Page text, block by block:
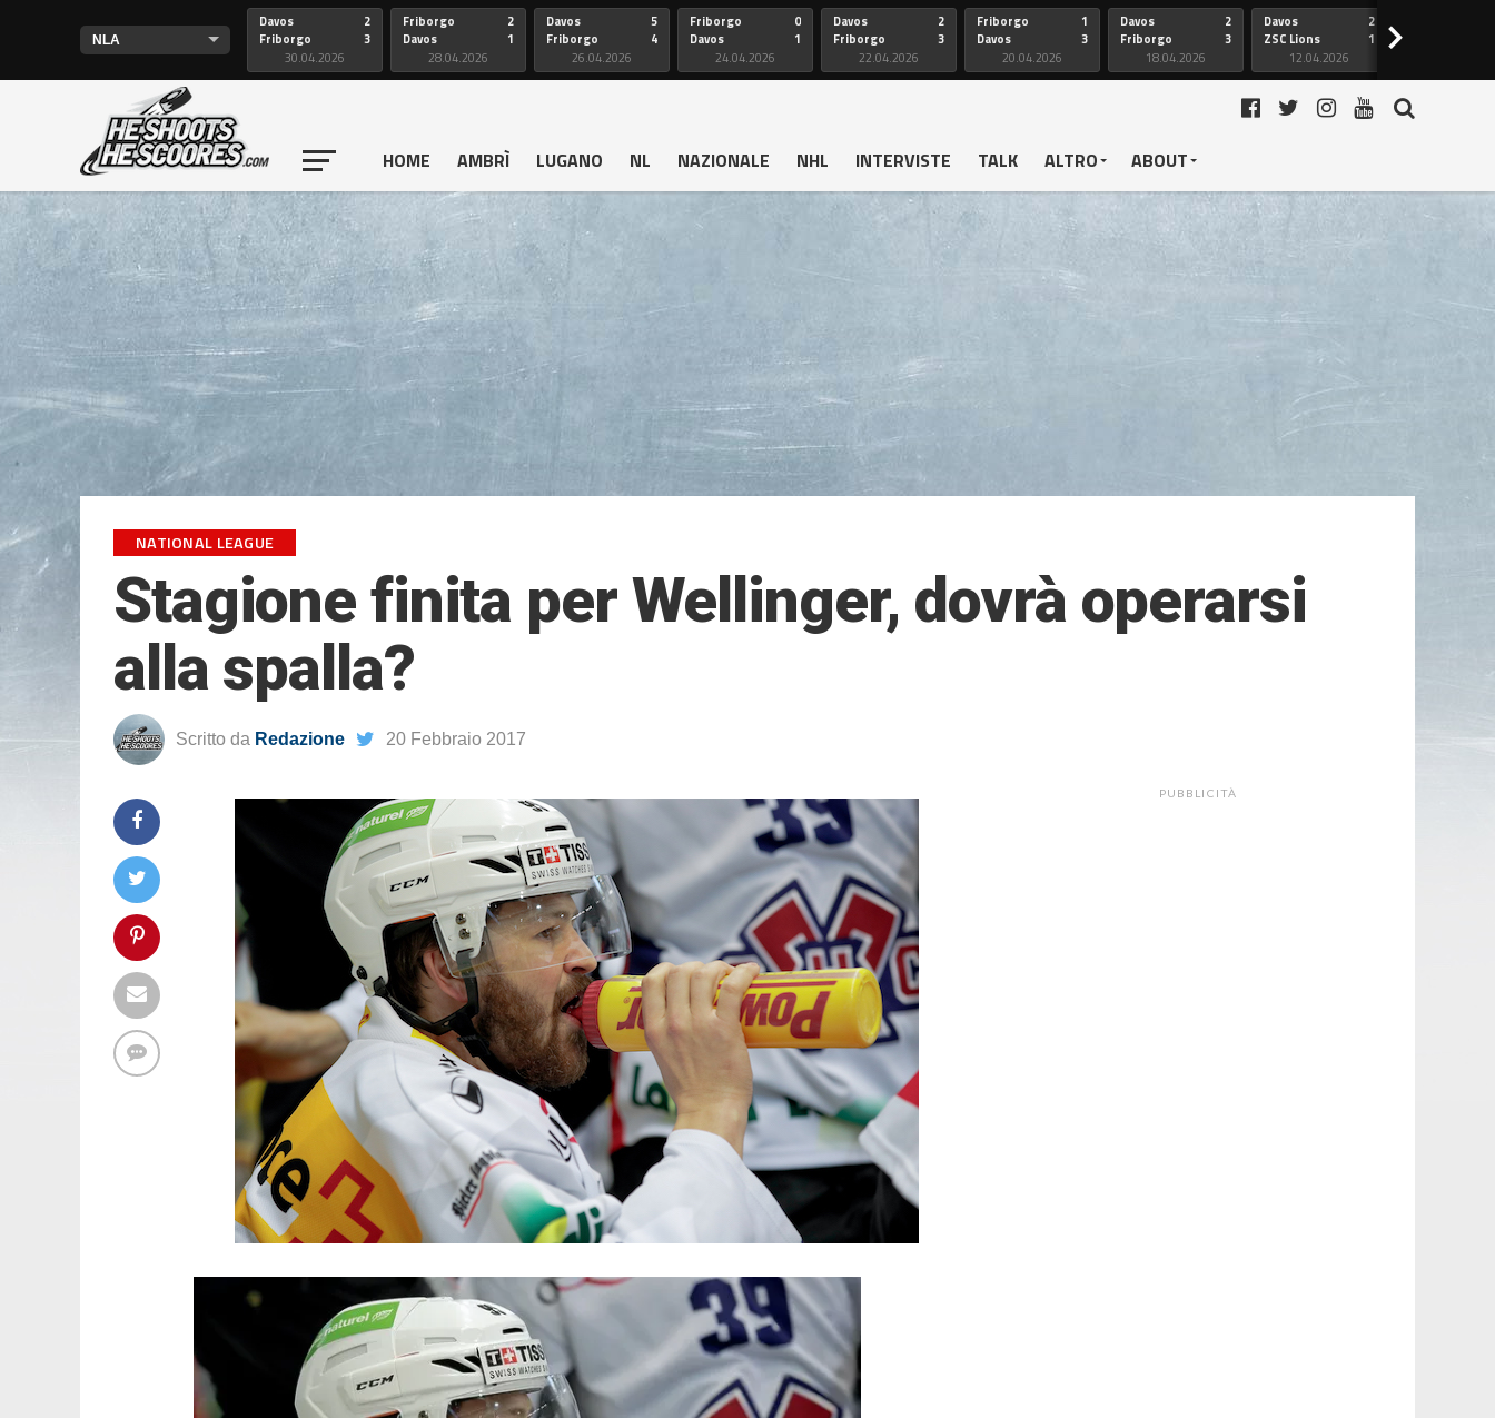
Davos
Friborgo
2
3
30.04.2026
Friborgo
Davos
2
1
28.04.2026
Davos
Friborgo
5
4
26.04.2026
Friborgo
Davos
0
1
24.04.2026
Davos
Friborgo
2
3
22.04.2026
Friborgo
Davos
1
3
20.04.2026
Davos
Friborgo
2
3
18.04.2026
Davos
ZSC Lions
2
1
12.04.2026
>
HOME AMBRÌ LUGANO NL NAZIONALE NHL INTERVISTE TALK ALTRO ABOUT
NATIONAL LEAGUE
Stagione finita per Wellinger, dovrà operarsi
alla spalla?
Scritto da Redazione 20 Febbraio 2017
PUBBLICITÀ